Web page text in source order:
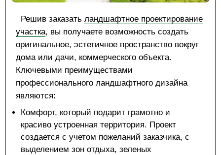
Решив заказать ландшафтное проектирование
участка, вы получаете возможность создать
оригинальное, эстетичное пространство вокруг
дома или дачи, коммерческого объекта.
Ключевыми преимуществами
профессионального ландшафтного дизайна
являются:
Комфорт, который подарит грамотно и
красиво устроенная территория. Проект
создается с учетом пожеланий заказчика, с
выделением зон отдыха, зеленых